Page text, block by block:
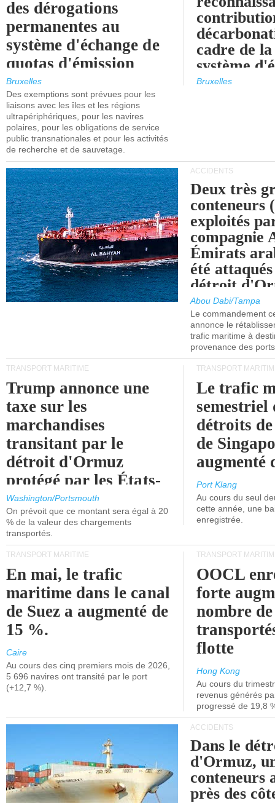
des dérogations
permanentes au
système d'échange de
quotas d'émission
maritimes de l'UE
après 2030.
Bruxelles
Des exemptions sont prévues pour les
liaisons avec les îles et les régions
ultrapériphériques, pour les navires
polaires, pour les obligations de service
public transnationales et pour les activités
de recherche et de sauvetage.
cadre de
système
quotas
Bruxelles
ACCIDENTS
Deux très
conteneurs
exploités
compagnie
Émirats
été
détroit
Abou Dabi/Tampa
Le commandement
annonce le
trafic maritime à
provenance des
TRANSPORT MARITIME
Trump annonce une
taxe sur les
marchandises
transitant par le
détroit d'Ormuz
protégé par les États-
Unis.
Washington/Portsmouth
On prévoit que ce montant sera égal à 20
% de la valeur des chargements
transportés.
TRANSPORT
Le trafic
semestriel
détroits
de
augmenté
Port Klang
Au cours du seul
cette année, une
enregistrée.
TRANSPORT MARITIME
En mai, le trafic
maritime dans le canal
de Suez a augmenté de
15 %.
Caire
Au cours des cinq premiers mois de 2026,
5 696 navires ont transité par le port
(+12,7 %).
TRANSPORT
OOCL
forte
nombre
flotte
Hong Kong
Au cours du
revenus générés
progressé de 19,8
ACCIDENTS
Dans le
d'Ormuz,
conteneurs
près des